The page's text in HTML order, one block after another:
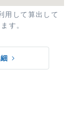
用して算出して
す。